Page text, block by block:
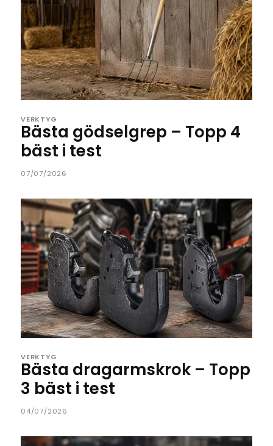
VERKTYG
Bästa gödselgrep – Topp 4
bäst i test
07/07/2026
VERKTYG
Bästa dragarmskrok – Topp
3 bäst i test
04/07/2026